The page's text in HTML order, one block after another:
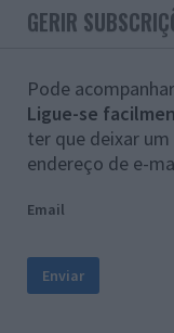
GERIR
Pode
Ligue-se
ter que deixar
endereço de e-
Email